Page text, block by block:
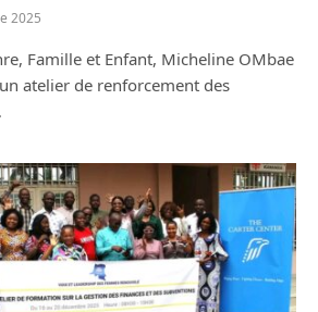
2025
Famille et Enfant, Micheline OMbae
atelier de renforcement des